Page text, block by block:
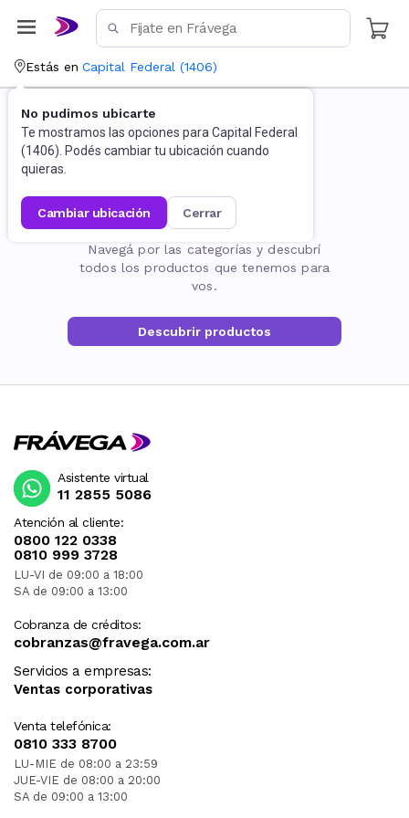
Estás en Capital Federal (1406)
No pudimos ubicarte
Te mostramos las opciones para Capital Federal
(1406). Podés cambiar tu ubicación cuando
quieras.
cambiar ubicación cerrar
La página no existe
Navegá por las categorías y descubrí
todos los productos que tenemos para
vos.
Descubrir productos
Atención al cliente:
0800 122 0338
0810 999 3728
LU-VI de 09:00 a 18:00
SA de 09:00 a 13:00
Cobranza de créditos:
cobranzas@fravega.com.ar
Servicios a empresas:
Ventas corporativas
Venta telefónica:
0810 333 8700
LU-MIE de 08:00 a 23:59
JUE-VIE de 08:00 a 20:00
SA de 09:00 a 13:00
Asistente virtual
11 2855 5086